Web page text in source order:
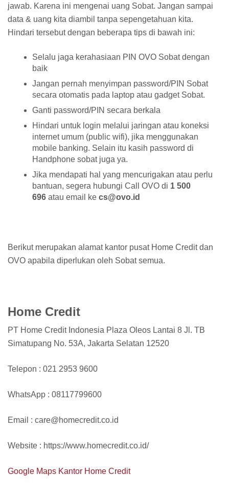
jawab. Karena ini mengenai uang Sobat. Jangan sampai
data & uang kita diambil tanpa sepengetahuan kita.
Hindari tersebut dengan beberapa tips di bawah ini:
Selalu jaga kerahasiaan PIN OVO Sobat dengan
baik
Jangan pernah menyimpan password/PIN Sobat
secara otomatis pada laptop atau gadget Sobat.
Ganti password/PIN secara berkala
Hindari untuk login melalui jaringan atau koneksi
internet umum (public wifi), jika menggunakan
mobile banking. Selain itu kasih password di
Handphone sobat juga ya.
Jika mendapati hal yang mencurigakan atau perlu
bantuan, segera hubungi Call OVO di 1 500
696 atau email ke cs@ovo.id
Berikut merupakan alamat kantor pusat Home Credit dan
OVO apabila diperlukan oleh Sobat semua.
Home Credit
PT Home Credit Indonesia Plaza Oleos Lantai 8 Jl. TB
Simatupang No. 53A, Jakarta Selatan 12520
Telepon : 021 2953 9600
WhatsApp : 08117799600
Email : care@homecredit.co.id
Website : https://www.homecredit.co.id/
Google Maps Kantor Home Credit